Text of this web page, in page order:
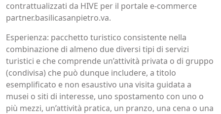
contrattualizzati da HIVE per il portale e-commerce
partner.basilicasanpietro.va.
Esperienza: pacchetto turistico consistente nella
combinazione di almeno due diversi tipi di servizi
turistici e che comprende un’attività privata o di gruppo
(condivisa) che può dunque includere, a titolo
esemplificato e non esaustivo una visita guidata a
musei o siti di interesse, uno spostamento con uno o
più mezzi, un’attività pratica, un pranzo, una cena o una